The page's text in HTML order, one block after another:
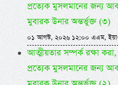
প্রত্যেক মুসলমানের জন্য
মুবারক উনার অন্তর্ভুক্ত (৩)
০১ আগস্ট, ২০২৬ ১২:০০ এএম,
আত্মীয়তার সম্পর্ক রক্ষা
প্রত্যেক মুসলমানের জন্য